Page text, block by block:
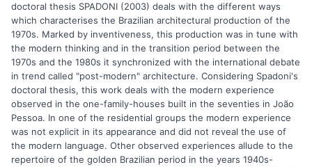
doctoral thesis SPADONI (2003) deals with the different ways
which characterises the Brazilian architectural production of the
1970s. Marked by inventiveness, this production was in tune with
the modern thinking and in the transition period between the
1970s and the 1980s it synchronized with the international debate
in trend called "post-modern" architecture. Considering Spadoni's
doctoral thesis, this work deals with the modern experience
observed in the one-family-houses built in the seventies in João
Pessoa. In one of the residential groups the modern experience
was not explicit in its appearance and did not reveal the use of
the modern language. Other observed experiences allude to the
repertoire of the golden Brazilian period in the years 1940s-